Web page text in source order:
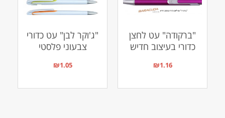
"ברקודה" עט לחצן
כדורי בעיצוב חדיש
₪1.16
"ג'וקר לבן" עט כדורי
צבעוני פלסטי
₪1.05